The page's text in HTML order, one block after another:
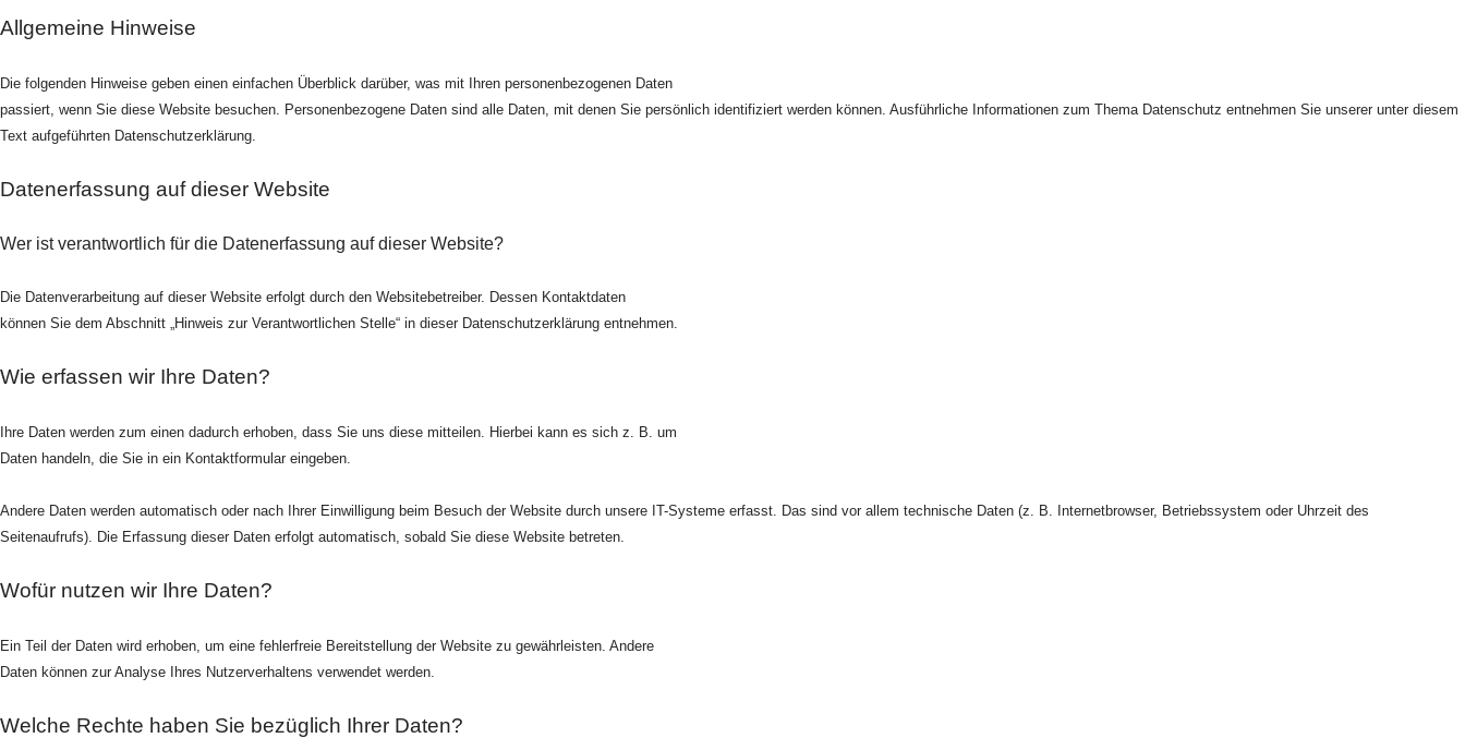
Allgemeine Hinweise
Die folgenden Hinweise geben einen einfachen Überblick darüber, was mit Ihren personenbezogenen Daten
passiert, wenn Sie diese Website besuchen. Personenbezogene Daten sind alle Daten, mit denen Sie persönlich identifiziert werden können. Ausführliche Informationen zum Thema Datenschutz entnehmen Sie unserer unter diesem
Text aufgeführten Datenschutzerklärung.
Datenerfassung auf dieser Website
Wer ist verantwortlich für die Datenerfassung auf dieser Website?
Die Datenverarbeitung auf dieser Website erfolgt durch den Websitebetreiber. Dessen Kontaktdaten
können Sie dem Abschnitt „Hinweis zur Verantwortlichen Stelle“ in dieser Datenschutzerklärung entnehmen.
Wie erfassen wir Ihre Daten?
Ihre Daten werden zum einen dadurch erhoben, dass Sie uns diese mitteilen. Hierbei kann es sich z. B. um
Daten handeln, die Sie in ein Kontaktformular eingeben.
Andere Daten werden automatisch oder nach Ihrer Einwilligung beim Besuch der Website durch unsere IT-Systeme erfasst. Das sind vor allem technische Daten (z. B. Internetbrowser, Betriebssystem oder Uhrzeit des
Seitenaufrufs). Die Erfassung dieser Daten erfolgt automatisch, sobald Sie diese Website betreten.
Wofür nutzen wir Ihre Daten?
Ein Teil der Daten wird erhoben, um eine fehlerfreie Bereitstellung der Website zu gewährleisten. Andere
Daten können zur Analyse Ihres Nutzerverhaltens verwendet werden.
Welche Rechte haben Sie bezüglich Ihrer Daten?